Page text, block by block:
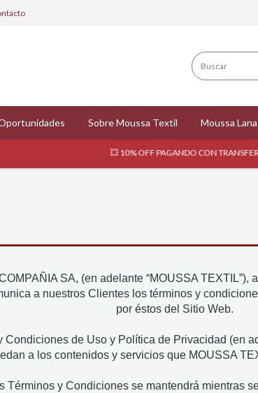
Sobre Moussa Textil Moussa
💥 10% OFF PAGANDO CON TRANSFERENCIA 💥
SA, (en adelante “MOUSSA TEXTIL”),
a nuestros Clientes los términos y
por éstos del Sitio Web.
Condiciones de Uso y Política de Privacidad (en
a los contenidos y servicios que MOUSSA
Términos y Condiciones se mantendrá mientras